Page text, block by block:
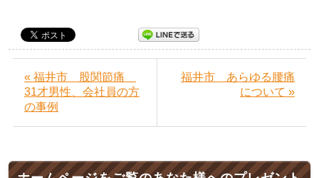
« 福井市 股関節痛
31才男性、会社員の方
の事例
福井市 あらゆる腰痛
について »